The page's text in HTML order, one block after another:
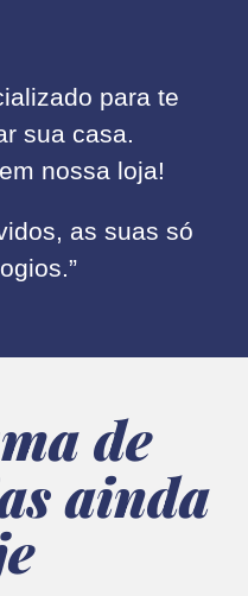
para te
sua casa.
nossa loja!
as suas só
de
ainda